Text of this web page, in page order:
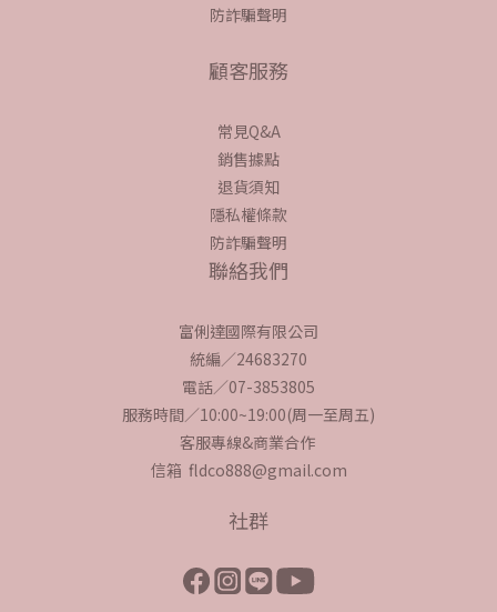
防詐騙聲明
顧客服務
常見Q&A
銷售據點
退貨須知
隱私權條款
防詐騙聲明
聯絡我們
富俐達國際有限公司
統編／24683270
電話／07-3853805
服務時間／10:00~19:00(周一至周五)
客服專線&商業合作
信箱 fldco888@gmail.com
社群